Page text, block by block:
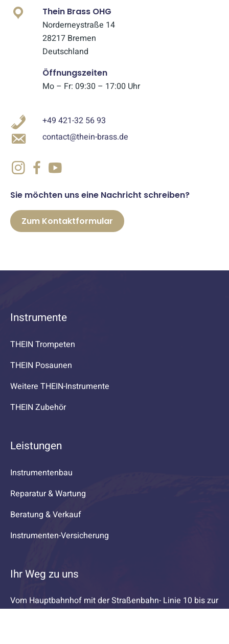
Thein Brass OHG
Norderneystraße 14
28217 Bremen
Deutschland
Öffnungszeiten
Mo – Fr: 09:30 – 17:00 Uhr
+49 421-32 56 93
contact@thein-brass.de
Sie möchten uns eine Nachricht schreiben?
Zum Kontaktformular
Instrumente
THEIN Trompeten
THEIN Posaunen
Weitere THEIN-Instrumente
THEIN Zubehör
Leistungen
Instrumentenbau
Reparatur & Wartung
Beratung & Verkauf
Instrumenten-Versicherung
Ihr Weg zu uns
Vom Hauptbahnhof mit der Straßenbahn- Linie 10 bis zur